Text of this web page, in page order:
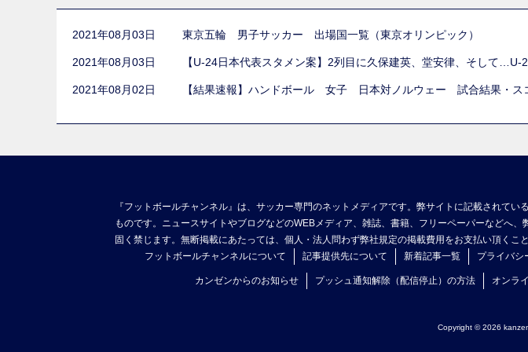
2021年08月03日 東京五輪 男子サッカー 出場国一覧（東京オリンピック）
2021年08月03日 【U-24日本代表スタメン案】2列目に久保建英、堂安律、そして
2021年08月02日 【結果速報】ハンドボール 女子 日本対ノルウェー 試合結果・ス
『フットボールチャンネル』は、サッカー専門のネットメディアです。弊サイトに記載されて
ものです。ニュースサイトやブログなどのWEBメディア、雑誌、書籍、フリーペーパーなどへ
固く禁じます。無断掲載にあたっては、個人・法人問わず弊社規定の掲載費用をお支払い頂くこ
フットボールチャンネルについて
記事提供先について 新着記事一覧 プライバシ
カンゼンからのお知らせ プッシュ通知解除（配信停止）の方法 オンラ
Copyright © 2026